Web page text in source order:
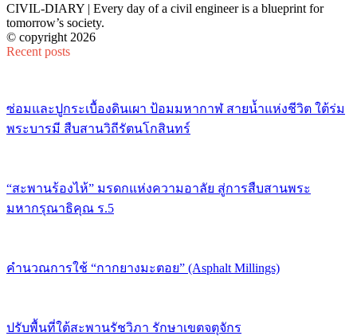
CIVIL-DIARY | Every day of a civil engineer is a blueprint for
tomorrow’s society.
© copyright 2026
Recent posts
ซ่อมและปูกระเบื้องดินเผา ป้อมมหากาฬ สายน้ำแห่งชีวิต ใต้ร่ม
พระบารมี สืบสานวิถีรัตนโกสินทร์
“สะพานร้องไห้” มรดกแห่งความอาลัย สู่การสืบสานพระ
มหากรุณาธิคุณ ร.5
คำนวณการใช้ “กากยางมะตอย” (Asphalt Millings)
ปรับพื้นที่ใต้สะพานรัชวิภา รักษาเขตจตุจักร